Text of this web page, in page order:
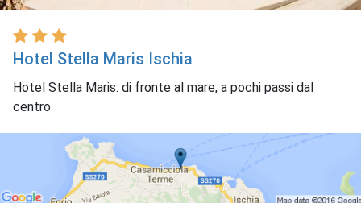
Hotel Stella Maris Ischia
Hotel Stella Maris: di fronte al mare, a pochi passi dal
centro